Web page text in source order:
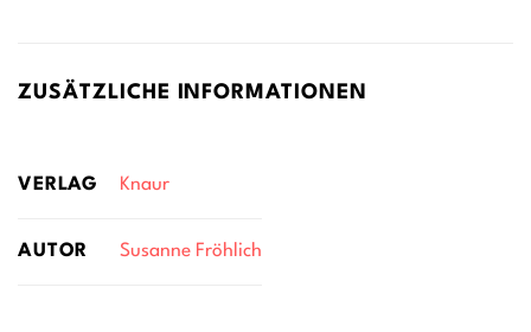
ZUSÄTZLICHE INFORMATIONEN
VERLAG Knaur
AUTOR Susanne Fröhlich